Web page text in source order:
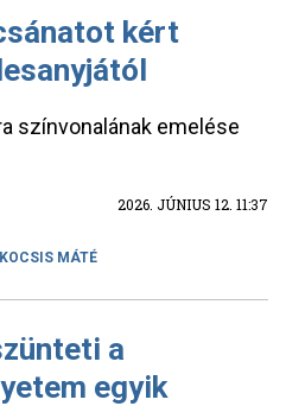
kért
színvonalának emelése
2026. JÚNIUS 12. 11:37
KOCSIS MÁTÉ
a
egyik